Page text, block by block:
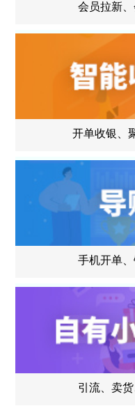
会员拉新
开单收银、
手机开单
引流、卖